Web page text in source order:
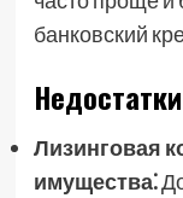
банковский
Лизинговая
имущества⁚